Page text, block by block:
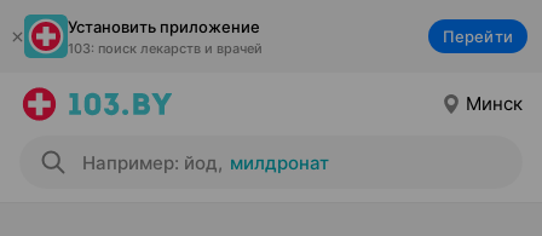
Установить приложение
103: поиск лекарств и врачей
Перейти
Минск
Например: йод, милдронат